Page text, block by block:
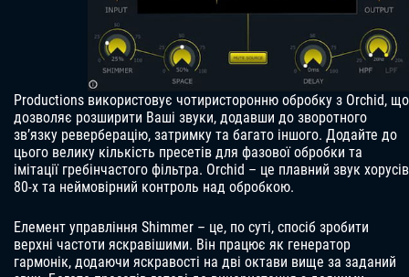
Productions використовує чотиристоронню обробку з Orchid, що
дозволяє розширити Ваші звуки, додавши до зворотного
зв’язку реверберацію, затримку та багато іншого. Додайте до
цього велику кількість пресетів для фазової обробки та
імітації гребінчастого фільтра. Orchid – це плавний звук хорусів
80-х та неймовірний контроль над обробкою.
Елемент управління Shimmer – це, по суті, спосіб зробити
верхні частоти яскравішими. Він працює як генератор
гармонік, додаючи яскравості на дві октави вище за заданий